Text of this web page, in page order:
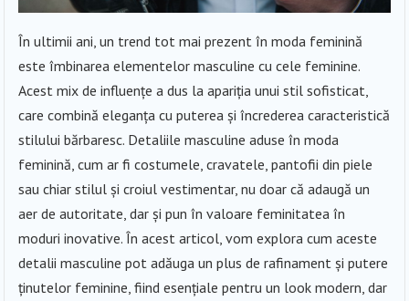
În ultimii ani, un trend tot mai prezent în moda feminină
este îmbinarea elementelor masculine cu cele feminine.
Acest mix de influențe a dus la apariția unui stil sofisticat,
care combină eleganța cu puterea și încrederea caracteristică
stilului bărbaresc. Detaliile masculine aduse în moda
feminină, cum ar fi costumele, cravatele, pantofii din piele
sau chiar stilul și croiul vestimentar, nu doar că adaugă un
aer de autoritate, dar și pun în valoare feminitatea în
moduri inovative. În acest articol, vom explora cum aceste
detalii masculine pot adăuga un plus de rafinament și putere
ținutelor feminine, fiind esențiale pentru un look modern, dar